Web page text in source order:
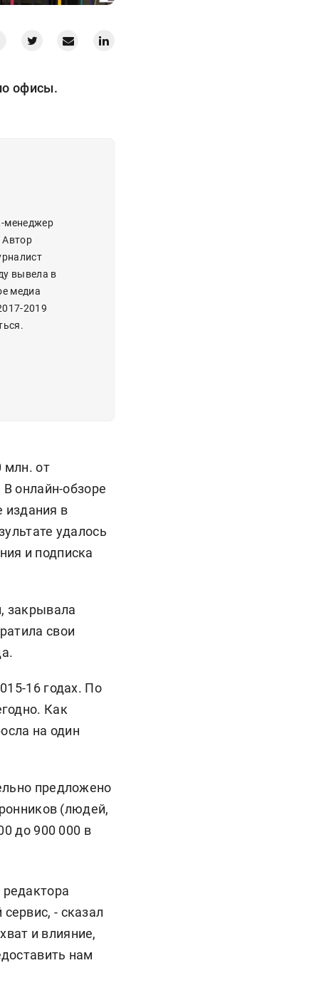
офисы.
менеджер
Автор
вывела в
медиа
2019
млн. от
онлайн-обзоре
издания в
удалось
и подписка
закрывала
свои
16 годах. По
Как
на один
предложено
(людей,
до 900 000 в
- сказал
и влияние,
нам